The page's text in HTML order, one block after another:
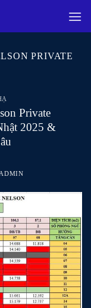
PRIVATE
Private
2025 &
ADMIN